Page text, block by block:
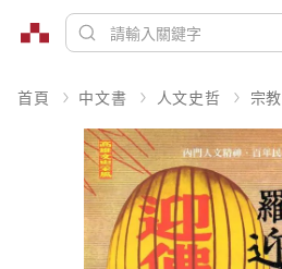
首頁 中文書 人文史哲 宗教